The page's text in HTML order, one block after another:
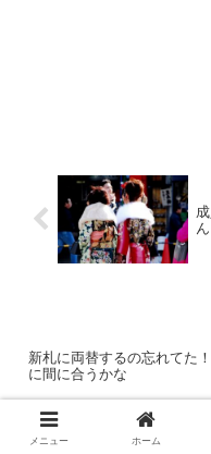
新札に両替するの忘れてた
に間に合うかな
メニュー ホーム